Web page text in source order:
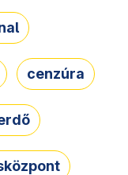
cenzúra